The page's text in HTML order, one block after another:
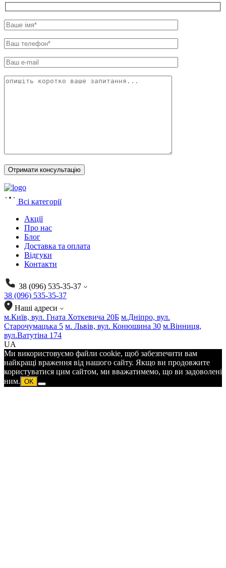
Всі категорії
Акції
Про нас
Блог
Доставка та оплата
Відгуки
Контакти
38 (096) 535-35-37
38 (096) 535-35-37
Наші адреси
м.Київ, вул. Гната Хоткевича 20Б м.Дніпро, вул.
Старочумацька 5 м. Львів, вул. Конюшина 30 м.Вінниця,
вул.Ватутіна 174
UA
Ми використовуємо файли cookie, щоб забезпечити вам
найкращі враження від нашого сайту. Якщо ви продовжите
користуватися цим сайтом, ми вважатимемо, що ви задоволені
ним. OK